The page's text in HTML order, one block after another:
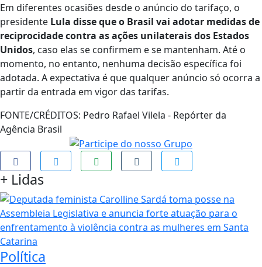
Em diferentes ocasiões desde o anúncio do tarifaço, o
presidente Lula disse que o Brasil vai adotar medidas de
reciprocidade contra as ações unilaterais dos Estados
Unidos, caso elas se confirmem e se mantenham. Até o
momento, no entanto, nenhuma decisão específica foi
adotada. A expectativa é que qualquer anúncio só ocorra a
partir da entrada em vigor das tarifas.
FONTE/CRÉDITOS: Pedro Rafael Vilela - Repórter da
Agência Brasil
+ Lidas
Política